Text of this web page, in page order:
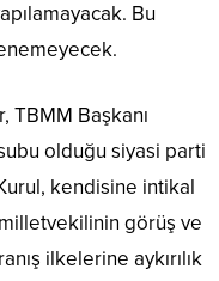
Bu
TBMM Başkanı
olduğu siyasi parti
kendisine intikal
görüş ve
ilkelerine aykırılık